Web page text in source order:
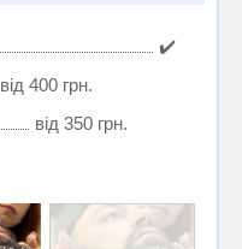
✔️
від 400 грн.
від 350 грн.